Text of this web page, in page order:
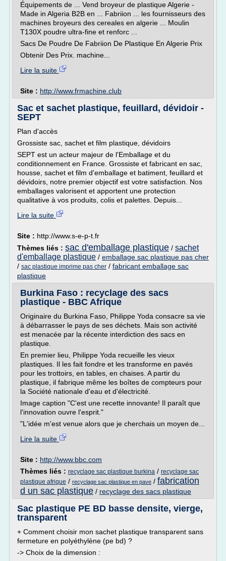
Équipements de ... Vend broyeur de plastique Algerie -
Made in Algeria B2B en ... Fabriion ... les fournisseurs des
machines broyeurs des cereales en algerie ... Moulin
T130X poudre ultra-fine et renforc ...
Sacs De Poudre De Fabriion De Plastique En Algerie Prix
Obtenir Des Prix. machine...
Lire la suite
Site : http://www.frmachine.club
Sac et sachet plastique, feuillard, dévidoir -
SEPT
Plan d'accès
Grossiste sac, sachet et film plastique, dévidoirs
SEPT est un acteur majeur de l'Emballage et du
conditionnement en France. Grossiste et fabricant en sac,
housse, sachet et film d'emballage et batiment, feuillard et
dévidoirs, notre premier objectif est votre satisfaction. Nos
emballages valorisent et apportent une protection
qualitative à vos produits, colis et palettes. Depuis...
Lire la suite
Site : http://www.s-e-p-t.fr
Thèmes liés : sac d'emballage plastique / sachet
d'emballage plastique / emballage sac plastique pas cher
/ sac plastique imprime pas cher / fabricant emballage sac
plastique
Burkina Faso : recyclage des sacs
plastique - BBC Afrique
Originaire du Burkina Faso, Philippe Yoda consacre sa vie
à débarrasser le pays de ses déchets. Mais son activité
est menacée par la récente interdiction des sacs en
plastique.
En premier lieu, Philippe Yoda recueille les vieux
plastiques. Il les fait fondre et les transforme en pavés
pour les trottoirs, en tables, en chaises. A partir du
plastique, il fabrique même les boîtes de compteurs pour
la Société nationale d'eau et d'électricité.
Image caption "C'est une recette innovante! Il paraît que
l'innovation ouvre l'esprit."
"L'idée m'est venue alors que je cherchais un moyen de...
Lire la suite
Site : http://www.bbc.com
Thèmes liés : recyclage sac plastique burkina / recyclage sac
plastique afrique / recyclage sac plastique en pave / fabrication
d un sac plastique / recyclage des sacs plastique
Sac plastique PE BD basse densite, vierge,
transparent
+ Comment choisir mon sachet plastique transparent sans
fermeture en polyéthylène (pe bd) ?
-> Choix de la dimension :